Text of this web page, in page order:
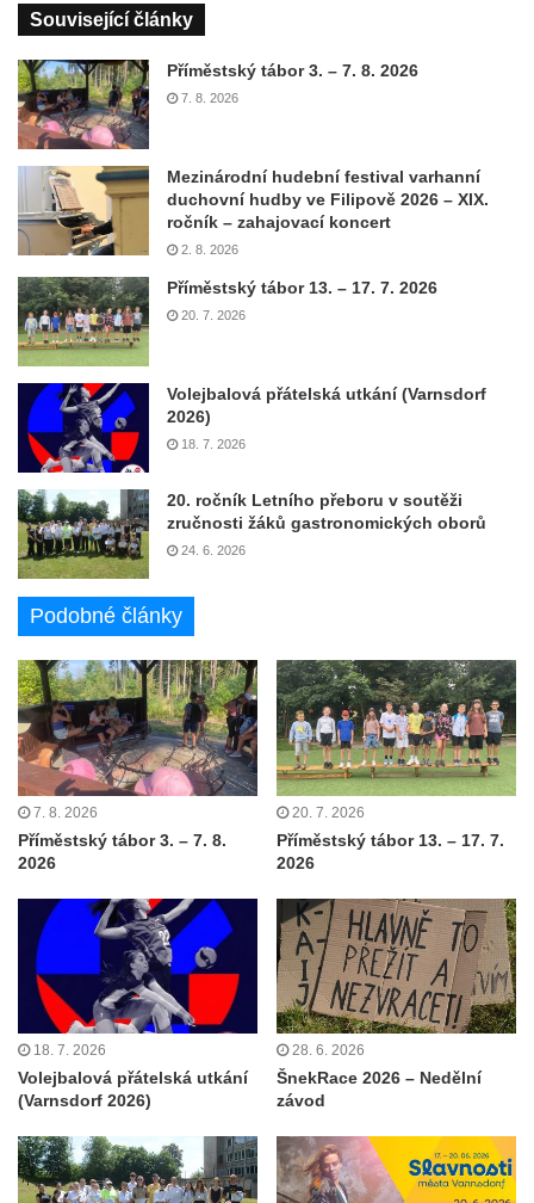
Související články
Příměstský tábor 3. – 7. 8. 2026
7. 8. 2026
Mezinárodní hudební festival varhanní
duchovní hudby ve Filipově 2026 – XIX.
ročník – zahajovací koncert
2. 8. 2026
Příměstský tábor 13. – 17. 7. 2026
20. 7. 2026
Volejbalová přátelská utkání (Varnsdorf
2026)
18. 7. 2026
20. ročník Letního přeboru v soutěži
zručnosti žáků gastronomických oborů
24. 6. 2026
Podobné články
7. 8. 2026
Příměstský tábor 3. – 7. 8.
2026
20. 7. 2026
Příměstský tábor 13. – 17. 7.
2026
18. 7. 2026
Volejbalová přátelská utkání
(Varnsdorf 2026)
28. 6. 2026
ŠnekRace 2026 – Nedělní
závod